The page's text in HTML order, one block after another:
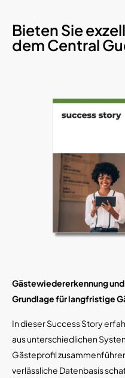
Bieten Sie
dem Central
Gästewiedererkennung
Grundlage für langfristige
In dieser Success Story
aus unterschiedlichen
Gästeprofil
verlässliche Datenbasis